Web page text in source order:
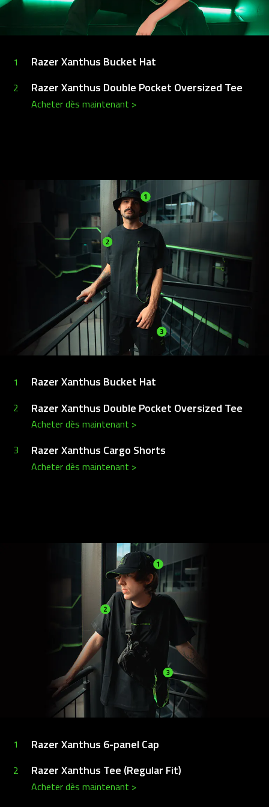
1 Razer Xanthus Bucket Hat
2 Razer Xanthus Double Pocket Oversized Tee
Acheter dès maintenant >
1 Razer Xanthus Bucket Hat
2 Razer Xanthus Double Pocket Oversized Tee
Acheter dès maintenant >
3
Razer Xanthus Cargo Shorts
Acheter dès maintenant >
1 Razer Xanthus 6-panel Cap
2 Razer Xanthus Tee (Regular Fit)
Acheter dès maintenant >